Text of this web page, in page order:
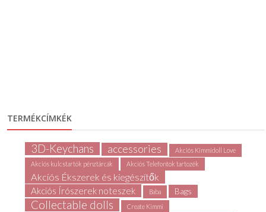
TERMÉKCÍMKÉK
3D-Keychans accessories
Akciós Kimmidoll Love
Akciós kulcstartók pénztárcák
Akciós Telefontok tartozék
Akciós Ékszerek és kiegészítők
Akciós Írószerek noteszek Baba Bags
Collectable dolls Create Kimmi